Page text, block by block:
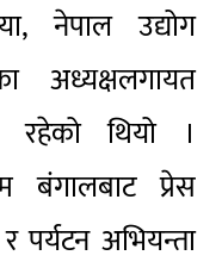
नेपाल उद्योग
अध्यक्षलगायत
रहेको थियो ।
बंगालबाट प्रेस
पर्यटन अभियन्ता